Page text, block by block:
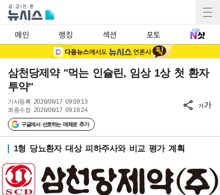
메인 랭킹 섹션 포토
삼천당제약 "먹는 인슐린, 임상 1상 첫 환자
투약"
기사등록 2026/06/17 09:09:13
최종수정 2026/06/17 09:18:24
구글에서 선호하는 매체로 추가
가가
1형 당뇨환자 대상 피하주사와 비교 평가 계획